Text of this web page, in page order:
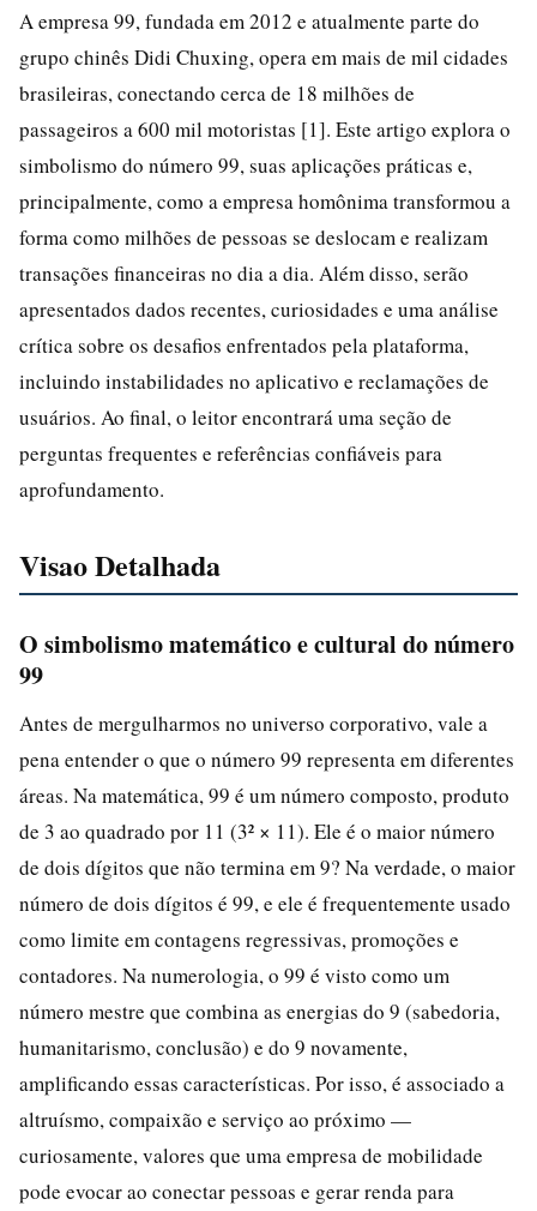
A empresa 99, fundada em 2012 e atualmente parte do
grupo chinês Didi Chuxing, opera em mais de mil cidades
brasileiras, conectando cerca de 18 milhões de
passageiros a 600 mil motoristas [1]. Este artigo explora o
simbolismo do número 99, suas aplicações práticas e,
principalmente, como a empresa homônima transformou a
forma como milhões de pessoas se deslocam e realizam
transações financeiras no dia a dia. Além disso, serão
apresentados dados recentes, curiosidades e uma análise
crítica sobre os desafios enfrentados pela plataforma,
incluindo instabilidades no aplicativo e reclamações de
usuários. Ao final, o leitor encontrará uma seção de
perguntas frequentes e referências confiáveis para
aprofundamento.
Visao Detalhada
O simbolismo matemático e cultural do número
99
Antes de mergulharmos no universo corporativo, vale a
pena entender o que o número 99 representa em diferentes
áreas. Na matemática, 99 é um número composto, produto
de 3 ao quadrado por 11 (3² × 11). Ele é o maior número
de dois dígitos que não termina em 9? Na verdade, o maior
número de dois dígitos é 99, e ele é frequentemente usado
como limite em contagens regressivas, promoções e
contadores. Na numerologia, o 99 é visto como um
número mestre que combina as energias do 9 (sabedoria,
humanitarismo, conclusão) e do 9 novamente,
amplificando essas características. Por isso, é associado a
altruísmo, compaixão e serviço ao próximo —
curiosamente, valores que uma empresa de mobilidade
pode evocar ao conectar pessoas e gerar renda para